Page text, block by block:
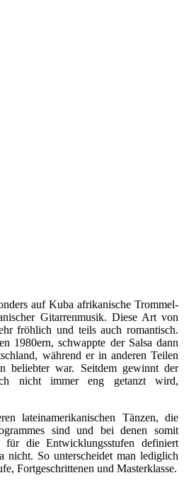
auf Kuba afrikanische Trommel-
Gitarrenmusik. Diese Art von
fröhlich und teils auch romantisch.
1980ern, schwappte der Salsa dann
während er in anderen Teilen
beliebter war. Seitdem gewinnt der
nicht immer eng getanzt wird,
lateinamerikanischen Tänzen, die
sind und bei denen somit
für die Entwicklungsstufen definiert
nicht. So unterscheidet man lediglich
Fortgeschrittenen und Masterklasse.